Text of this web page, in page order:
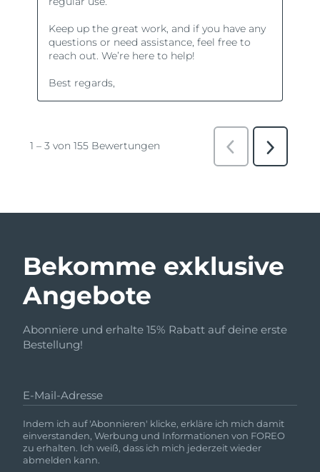
Bekomme exklusive
Angebote
Abonniere und erhalte 15% Rabatt auf deine erste
Bestellung!
E-Mail-Adresse
Indem ich auf 'Abonnieren' klicke, erkläre ich mich damit
einverstanden, Werbung und Informationen von FOREO
zu erhalten. Ich weiß, dass ich mich jederzeit wieder
abmelden kann.